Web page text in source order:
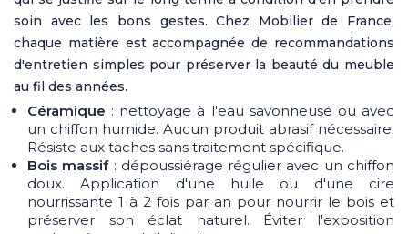
soin avec les bons gestes. Chez Mobilier de France,
chaque matière est accompagnée de recommandations
d'entretien simples pour préserver la beauté du meuble
au fil des années.
Céramique : nettoyage à l'eau savonneuse ou avec
un chiffon humide. Aucun produit abrasif nécessaire.
Résiste aux taches sans traitement spécifique.
Bois massif: dépoussiérage régulier avec un chiffon
doux. Application d'une huile ou d'une cire
nourrissante 1 à 2 fois par an pour nourrir le bois et
préserver son éclat naturel. Éviter l'exposition